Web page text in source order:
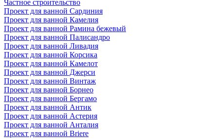
Частное строительство
Проект для ванной Сардиния
Проект для ванной Камелия
Проект для ванной Рамина бежевый
Проект для ванной Палисандро
Проект для ванной Ливадия
Проект для ванной Корсика
Проект для ванной Камелот
Проект для ванной Джерси
Проект для ванной Винтаж
Проект для ванной Борнео
Проект для ванной Бергамо
Проект для ванной Антик
Проект для ванной Астерия
Проект для ванной Анталия
Проект для ванной Briere